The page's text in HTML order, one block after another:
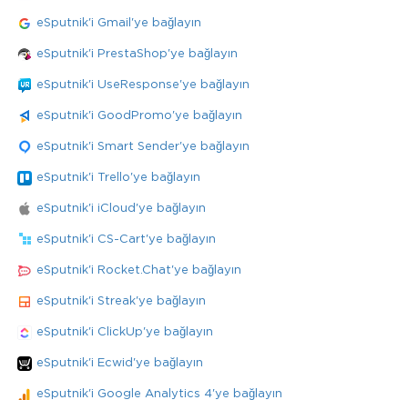
eSputnik'i Gmail'ye bağlayın
eSputnik'i PrestaShop'ye bağlayın
eSputnik'i UseResponse'ye bağlayın
eSputnik'i GoodPromo'ye bağlayın
eSputnik'i Smart Sender'ye bağlayın
eSputnik'i Trello'ye bağlayın
eSputnik'i iCloud'ye bağlayın
eSputnik'i CS-Cart'ye bağlayın
eSputnik'i Rocket.Chat'ye bağlayın
eSputnik'i Streak'ye bağlayın
eSputnik'i ClickUp'ye bağlayın
eSputnik'i Ecwid'ye bağlayın
eSputnik'i Google Analytics 4'ye bağlayın